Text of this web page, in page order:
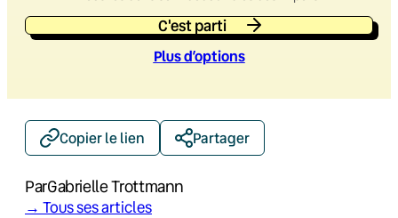
C'est parti
Plus d’options
Copier le lien Partager
ParGabrielle Trottmann
→ Tous ses articles